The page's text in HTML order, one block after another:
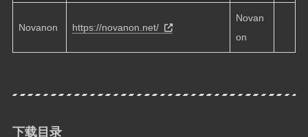
Novanon https://novanon.net/
Novan
on
下载目录